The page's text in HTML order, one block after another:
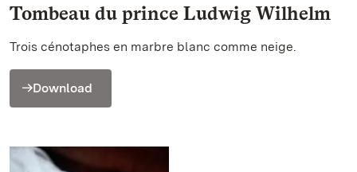
Tombeau du prince Ludwig Wilhelm
Trois cénotaphes en marbre blanc comme neige.
Download